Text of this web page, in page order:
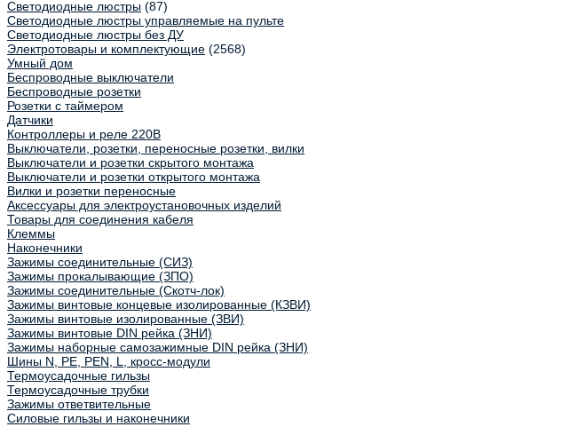
Светодиодные люстры (87)
Светодиодные люстры управляемые на пульте
Светодиодные люстры без ДУ
Электротовары и комплектующие (2568)
Умный дом
Беспроводные выключатели
Беспроводные розетки
Розетки с таймером
Датчики
Контроллеры и реле 220В
Выключатели, розетки, переносные розетки, вилки
Выключатели и розетки скрытого монтажа
Выключатели и розетки открытого монтажа
Вилки и розетки переносные
Аксессуары для электроустановочных изделий
Товары для соединения кабеля
Клеммы
Наконечники
Зажимы соединительные (СИЗ)
Зажимы прокалывающие (ЗПО)
Зажимы соединительные (Скотч-лок)
Зажимы винтовые концевые изолированные (КЗВИ)
Зажимы винтовые изолированные (ЗВИ)
Зажимы винтовые DIN рейка (ЗНИ)
Зажимы наборные самозажимные DIN рейка (ЗНИ)
Шины N, PE, PEN, L, кросс-модули
Термоусадочные гильзы
Термоусадочные трубки
Зажимы ответвительные
Силовые гильзы и наконечники